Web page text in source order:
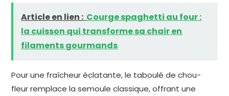
Article en lien : Courge spaghetti au four :
la cuisson qui transforme sa chair en
filaments gourmands
Pour une fraîcheur éclatante, le taboulé de chou-
fleur remplace la semoule classique, offrant une